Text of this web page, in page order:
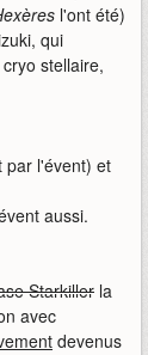
l'ont été)
qui
stellaire,
par l'évent) et
aussi.
Starkiller la
avec
devenus